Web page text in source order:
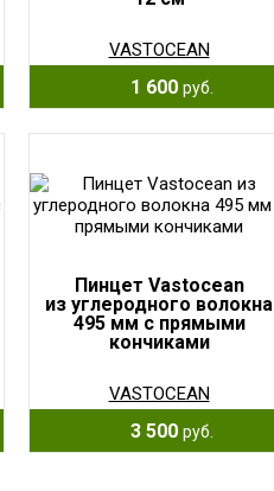
VASTOCEAN
1 600 руб.
Пинцет Vastocean
из углеродного волокна
495 мм с прямыми
кончиками
VASTOCEAN
3 500 руб.